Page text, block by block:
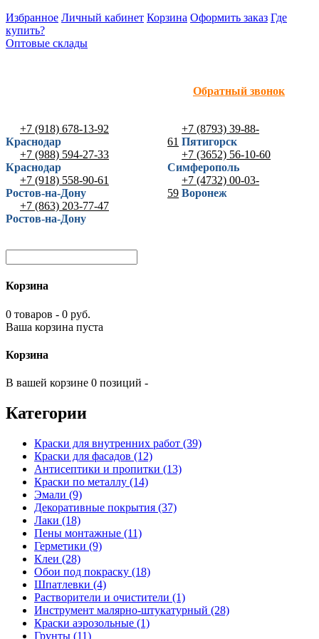
Избранное Личный кабинет Корзина Оформить заказ Где
купить?
Оптовые склады
Обратный звонок
+7 (918) 678-13-92
Краснодар
+7 (988) 594-27-33
Краснодар
+7 (918) 558-90-61
Ростов-на-Дону
+7 (863) 203-77-47
Ростов-на-Дону
+7 (8793) 39-88-
61 Пятигорск
+7 (3652) 56-10-60
Симферополь
+7 (4732) 00-03-
59 Воронеж
Корзина
0 товаров - 0 руб.
Ваша корзина пуста
Корзина
В вашей корзине 0 позиций -
Категории
Краски для внутренних работ (39)
Краски для фасадов (12)
Антисептики и пропитки (13)
Краски по металлу (14)
Эмали (9)
Декоративные покрытия (37)
Лаки (18)
Пены монтажные (11)
Герметики (9)
Клеи (28)
Обои под покраску (18)
Шпатлевки (4)
Растворители и очистители (1)
Инструмент малярно-штукатурный (28)
Краски аэрозольные (1)
Грунты (11)